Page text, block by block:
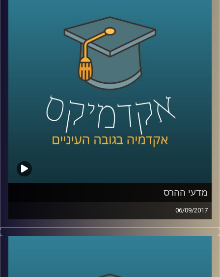
ושאול שי, על מלחמת הגושים המתנהלת
במזרח התיכון.
AudioVersity
מדעי ההרס
06/09/2017
כשרוחות מלחמה מנשבות מכיוון צפון קוריאה
המציאות דרך תאוריה מסודרת ומסביר למה